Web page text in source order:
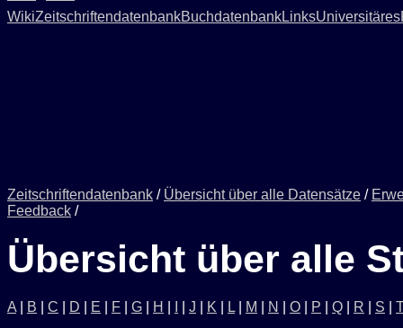
WikiZeitschriftendatenbankBuchdatenbankLinksUniversitäres
Zeitschriftendatenbank / Übersicht über alle Datensätze /
Feedback /
Übersicht über alle
A B C D E F G H J K L M N O P Q R S